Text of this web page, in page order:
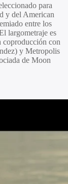
para
y del American
entre los
largometraje es
coproducción con
) y Metropolis
de Moon